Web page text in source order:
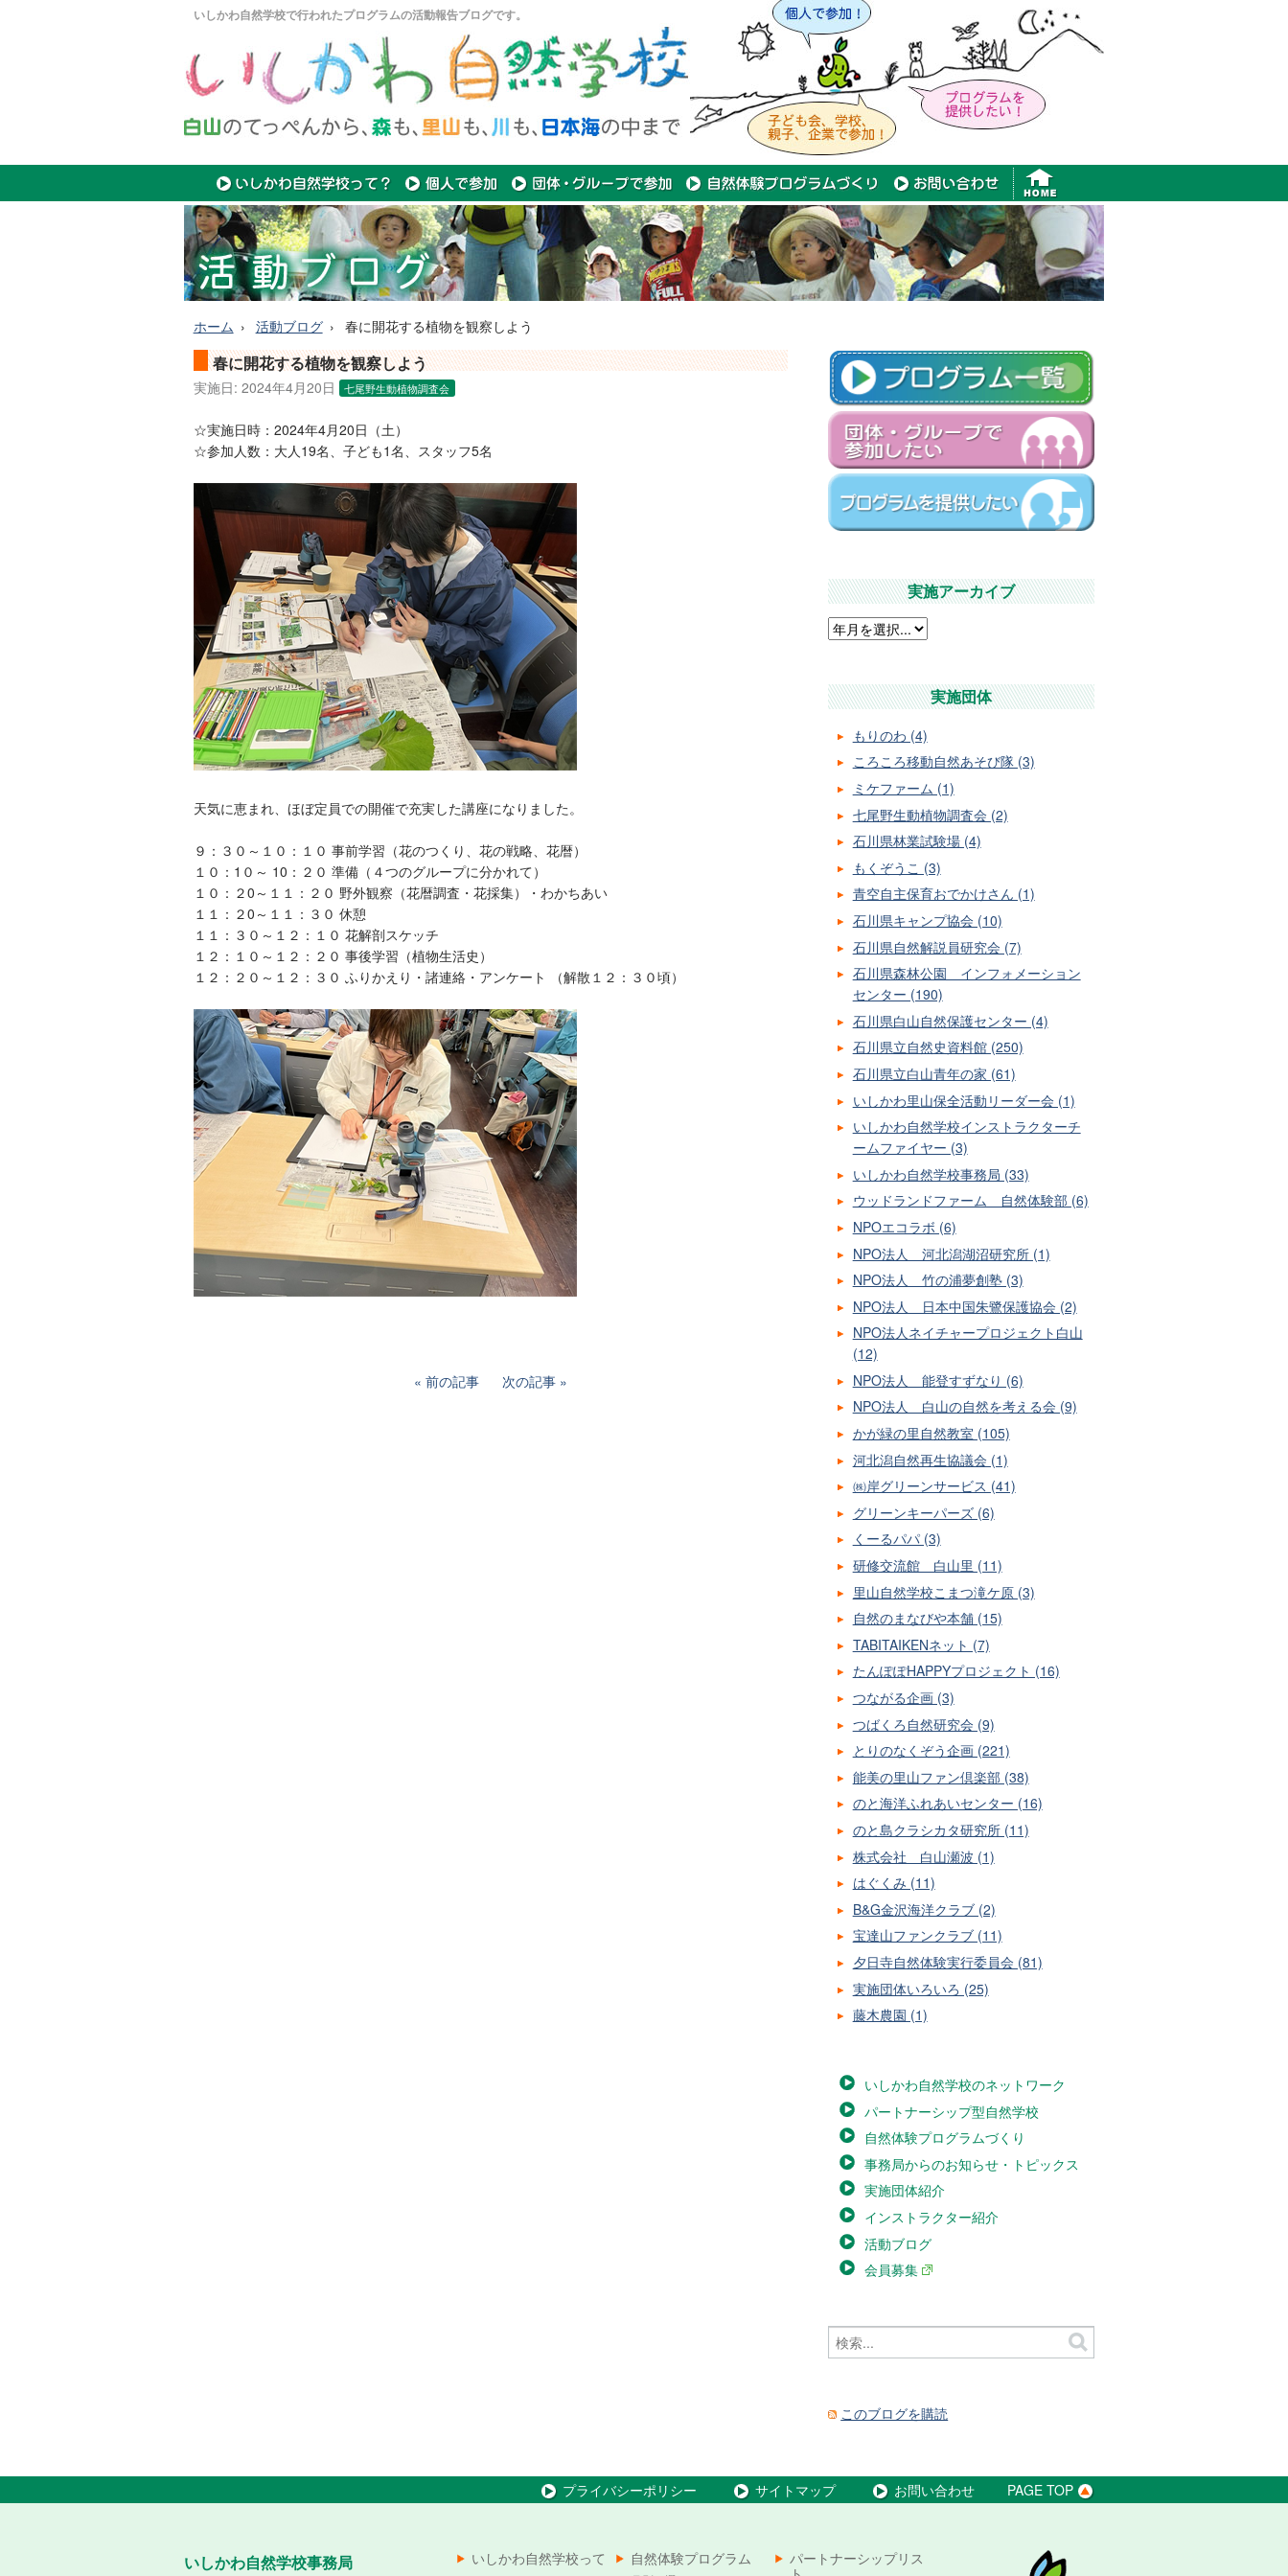
いしかわ自然学校で行われたプログラムの活動報告ブログです。
ホーム 活動ブログ 春に開花する植物を観察しよう
春に開花する植物を観察しよう
実施日: 2024年4月20日 七尾野生動植物調査会
☆実施日時：2024年4月20日（土）
☆参加人数：大人19名、子ども1名、スタッフ5名
天気に恵まれ、ほぼ定員での開催で充実した講座になりました。
９：３０～１０：１０ 事前学習（花のつくり、花の戦略、花暦）
１０：1０～ 10：２０ 準備（４つのグループに分かれて）
１０：２0～１１：２０ 野外観察（花暦調査・花採集）・わかちあい
１１：２0～１１：３０ 休憩
１１：３０～１２：１０ 花解剖スケッチ
１２：１０～１２：２０ 事後学習（植物生活史）
１２：２０～１２：３０ ふりかえり・諸連絡・アンケート （解散１２：３０頃）
前の記事 次の記事
実施アーカイブ
実施団体
もりのわ (4)
ころころ移動自然あそび隊 (3)
ミケファーム (1)
七尾野生動植物調査会 (2)
石川県林業試験場 (4)
もくぞうこ (3)
青空自主保育おでかけさん (1)
石川県キャンプ協会 (10)
石川県自然解説員研究会 (7)
石川県森林公園 インフォメーション
センター (190)
石川県白山自然保護センター (4)
石川県立自然史資料館 (250)
石川県立白山青年の家 (61)
いしかわ里山保全活動リーダー会 (1)
いしかわ自然学校インストラクターチ
ームファイヤー (3)
いしかわ自然学校事務局 (33)
ウッドランドファーム 自然体験部 (6)
NPOエコラボ (6)
NPO法人 河北潟湖沼研究所 (1)
NPO法人 竹の浦夢創塾 (3)
NPO法人 日本中国朱鷺保護協会 (2)
NPO法人ネイチャープロジェクト白山
(12)
NPO法人 能登すずなり (6)
NPO法人 白山の自然を考える会 (9)
かが緑の里自然教室 (105)
河北潟自然再生協議会 (1)
㈱岸グリーンサービス (41)
グリーンキーパーズ (6)
くーるパパ (3)
研修交流館 白山里 (11)
里山自然学校こまつ滝ケ原 (3)
自然のまなびや本舗 (15)
TABITAIKENネット (7)
たんぽぽHAPPYプロジェクト (16)
つながる企画 (3)
つばくろ自然研究会 (9)
とりのなくぞう企画 (221)
能美の里山ファン倶楽部 (38)
のと海洋ふれあいセンター (16)
のと島クラシカタ研究所 (11)
株式会社 白山瀬波 (1)
はぐくみ (11)
B&G金沢海洋クラブ (2)
宝達山ファンクラブ (11)
夕日寺自然体験実行委員会 (81)
実施団体いろいろ (25)
藤木農園 (1)
いしかわ自然学校のネットワーク
パートナーシップ型自然学校
自然体験プログラムづくり
事務局からのお知らせ・トピックス
実施団体紹介
インストラクター紹介
活動ブログ
会員募集
このブログを購読
プライバシーポリシー サイトマップ お問い合わせ PAGE TOP
いしかわ自然学校事務局 いしかわ自然学校って 自然体験プログラム
パートナーシップリス